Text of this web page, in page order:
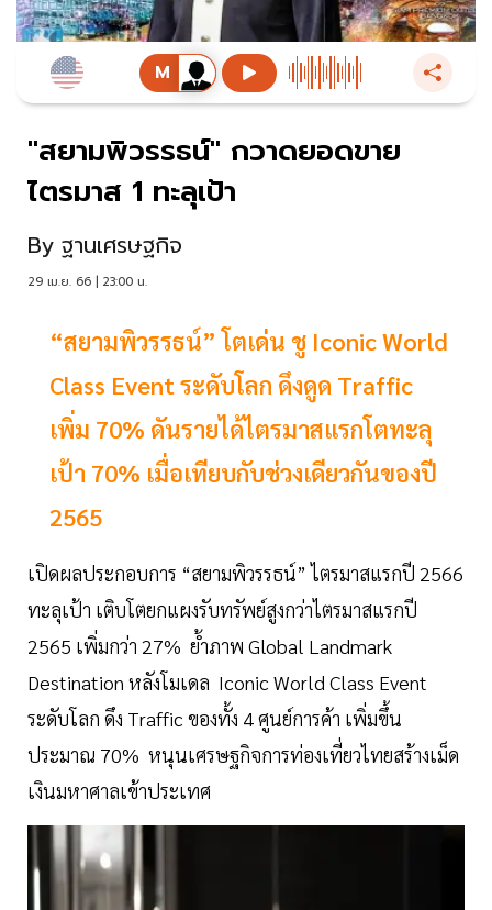
"สยามพิวรรธน์" กวาดยอดขาย
ไตรมาส 1 ทะลุเป้า
By ฐานเศรษฐกิจ
29 เม.ย. 66 | 23:00 น.
“สยามพิวรรธน์” โตเด่น ชู Iconic World
Class Event ระดับโลก ดึงดูด Traffic
เพิ่ม 70% ดันรายได้ไตรมาสแรกโตทะลุ
เป้า 70% เมื่อเทียบกับช่วงเดียวกันของปี
2565
เปิดผลประกอบการ “สยามพิวรรธน์” ไตรมาสแรกปี 2566
ทะลุเป้า เติบโตยกแผงรับทรัพย์สูงกว่าไตรมาสแรกปี
2565 เพิ่มกว่า 27% ย้ำภาพ Global Landmark
Destination หลังโมเดล Iconic World Class Event
ระดับโลก ดึง Traffic ของทั้ง 4 ศูนย์การค้า เพิ่มขึ้น
ประมาณ 70% หนุนเศรษฐกิจการท่องเที่ยวไทยสร้างเม็ด
เงินมหาศาลเข้าประเทศ